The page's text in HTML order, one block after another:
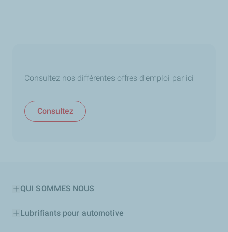
Consultez nos différentes offres d'emploi par ici
Consultez
QUI SOMMES NOUS
Lubrifiants pour automotive